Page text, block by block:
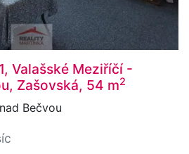
Valašské Meziříčí -
Zašovská, 54 m2
Bečvou